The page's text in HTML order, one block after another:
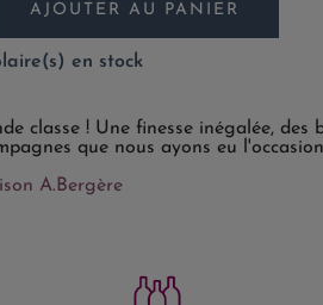
AJOUTER AU PANIER
en stock
classe ! Une finesse inégalée, des
que nous ayons eu
A.Bergère